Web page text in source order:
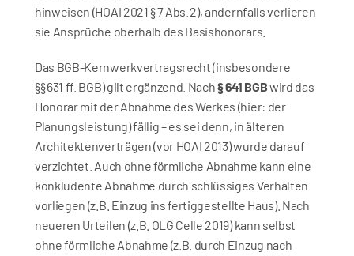
hinweisen (HOAI 2021 § 7 Abs. 2), andernfalls verlieren
sie Ansprüche oberhalb des Basishonorars.
Das BGB-Kernwerkvertragsrecht (insbesondere
§§ 631 ff. BGB) gilt ergänzend. Nach § 641 BGB wird das
Honorar mit der Abnahme des Werkes (hier: der
Planungsleistung) fällig – es sei denn, in älteren
Architektenverträgen (vor HOAI 2013) wurde darauf
verzichtet. Auch ohne förmliche Abnahme kann eine
konkludente Abnahme durch schlüssiges Verhalten
vorliegen (z.B. Einzug ins fertiggestellte Haus). Nach
neueren Urteilen (z.B. OLG Celle 2019) kann selbst
ohne förmliche Abnahme (z.B. durch Einzug nach